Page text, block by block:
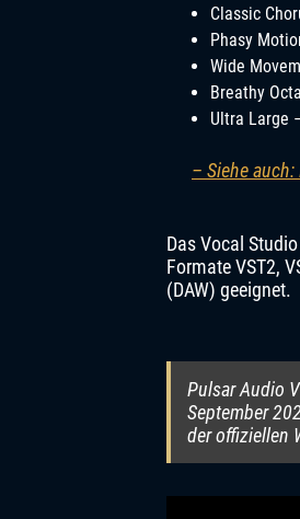
Classic
Phasy
Wide
Breathy
Ultra Large
– Siehe
Das Vocal
Formate VST2,
(DAW) geeignet.
Pulsar Audio
September
der offiziellen